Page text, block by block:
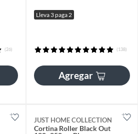
(26)
Lleva 3 paga 2
(138)
Agregar
JUST HOME COLLECTION
Cortina Roller Black Out